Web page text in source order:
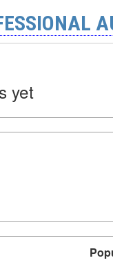
yet